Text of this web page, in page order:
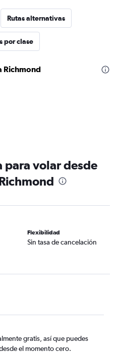
Rutas alternativas
por clase
Richmond
para volar desde
Flexibilidad
Sin tasa de cancelación
gratis, así que puedes
el momento cero.